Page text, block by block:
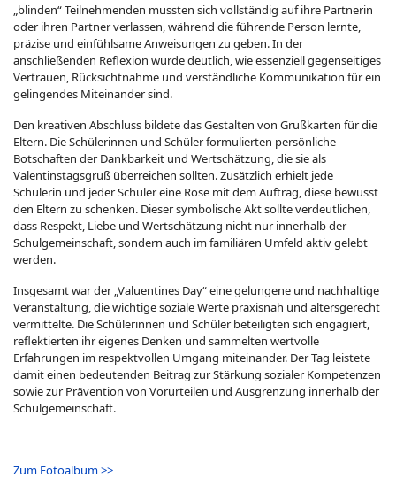
„blinden“ Teilnehmenden mussten sich vollständig auf ihre Partnerin
oder ihren Partner verlassen, während die führende Person lernte,
präzise und einfühlsame Anweisungen zu geben. In der
anschließenden Reflexion wurde deutlich, wie essenziell gegenseitiges
Vertrauen, Rücksichtnahme und verständliche Kommunikation für ein
gelingendes Miteinander sind.
Den kreativen Abschluss bildete das Gestalten von Grußkarten für die
Eltern. Die Schülerinnen und Schüler formulierten persönliche
Botschaften der Dankbarkeit und Wertschätzung, die sie als
Valentinstagsgruß überreichen sollten. Zusätzlich erhielt jede
Schülerin und jeder Schüler eine Rose mit dem Auftrag, diese bewusst
den Eltern zu schenken. Dieser symbolische Akt sollte verdeutlichen,
dass Respekt, Liebe und Wertschätzung nicht nur innerhalb der
Schulgemeinschaft, sondern auch im familiären Umfeld aktiv gelebt
werden.
Insgesamt war der „Valuentines Day“ eine gelungene und nachhaltige
Veranstaltung, die wichtige soziale Werte praxisnah und altersgerecht
vermittelte. Die Schülerinnen und Schüler beteiligten sich engagiert,
reflektierten ihr eigenes Denken und sammelten wertvolle
Erfahrungen im respektvollen Umgang miteinander. Der Tag leistete
damit einen bedeutenden Beitrag zur Stärkung sozialer Kompetenzen
sowie zur Prävention von Vorurteilen und Ausgrenzung innerhalb der
Schulgemeinschaft.
Zum Fotoalbum >>